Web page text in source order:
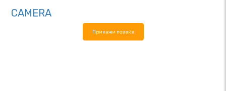
CAMERA
Прикажи повеќе